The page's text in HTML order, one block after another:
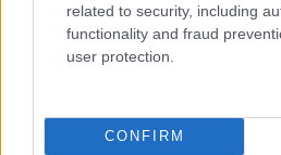
related to security, including
functionality and fraud
user protection.
CONFIRM
Elegáns és
a Huawei
Interjúban